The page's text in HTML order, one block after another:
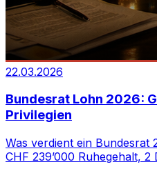
22.03.2026
Bundesrat Lohn 2026:
Privilegien
Was verdient ein Bundesrat
CHF 239’000 Ruhegehalt,